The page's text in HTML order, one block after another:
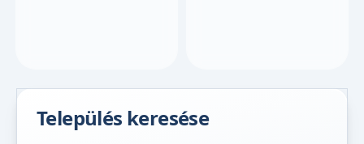
Település keresése